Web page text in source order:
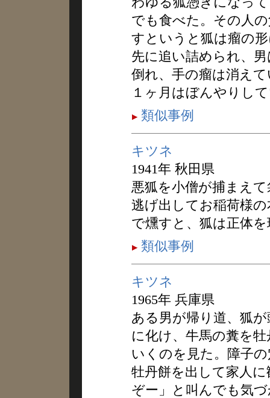
でも食べた。その人
すというと狐は瘤の
先に追い詰められ、
倒れ、手の瘤は消え
１ヶ月はぼんやりし
類似事例
キツネ
1941年 秋田県
悪狐を小僧が捕まえ
逃げ出してお稲荷様
で燻すと、狐は正体
類似事例
キツネ
1965年 兵庫県
ある男が帰り道、狐
に化け、牛馬の糞を
いくのを見た。障子
牡丹餅を出して家人
ぞー」と叫んでも気